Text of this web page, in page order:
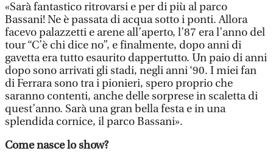
«Sarà fantastico ritrovarsi e per di più al parco
Bassani! Ne è passata di acqua sotto i ponti. Allora
facevo palazzetti e arene all’aperto, l’87 era l’anno del
tour “C’è chi dice no”, e finalmente, dopo anni di
gavetta era tutto esaurito dappertutto. Un paio di anni
dopo sono arrivati gli stadi, negli anni ‘90. I miei fan
di Ferrara sono tra i pionieri, spero proprio che
saranno contenti, anche delle sorprese in scaletta di
quest’anno. Sarà una gran bella festa e in una
splendida cornice, il parco Bassani».
Come nasce lo show?